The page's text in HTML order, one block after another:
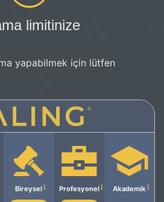
limitinize
yapabilmek için lütfen
Bireysel Profesyonel Akademik